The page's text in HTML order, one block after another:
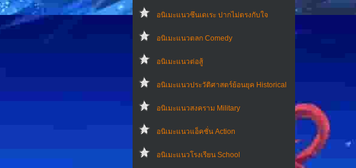
อนิเมะแนวซึนเดเระ ปากไม่ตรงกับใจ
อนิเมะแนวตลก Comedy
อนิเมะแนวต่อสู้
อนิเมะแนวประวัติศาสตร์ย้อนยุค Historical
อนิเมะแนวสงคราม Military
อนิเมะแนวแอ็คชั่น Action
อนิเมะแนวโรงเรียน School